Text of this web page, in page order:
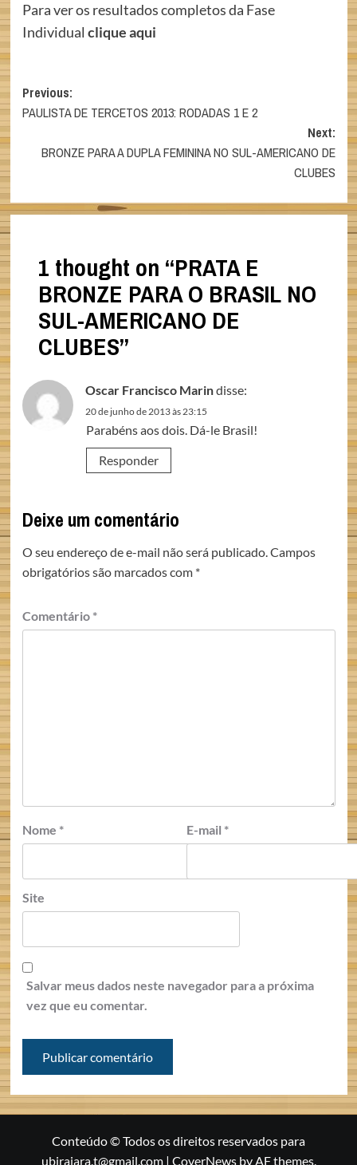
Para ver os resultados completos da Fase
Individual clique aqui
Post
navigation
Previous:
PAULISTA DE TERCETOS 2013: RODADAS 1 E 2
Next:
BRONZE PARA A DUPLA FEMININA NO SUL-AMERICANO DE
CLUBES
1 thought on “PRATA E
BRONZE PARA O BRASIL NO
SUL-AMERICANO DE
CLUBES”
Oscar Francisco Marindisse:
20 de junho de 2013 às 23:15
Parabéns aos dois. Dá-le Brasil!
Responder
Deixe um comentário
O seu endereço de e-mail não será publicado.Campos
obrigatórios são marcados com *
Comentário *
Nome * E-mail *
Site
Salvar meus dados neste navegador para a próxima
vez que eu comentar.
Conteúdo © Todos os direitos reservados para
ubirajara.t@gmail.com | CoverNewsby AF themes.